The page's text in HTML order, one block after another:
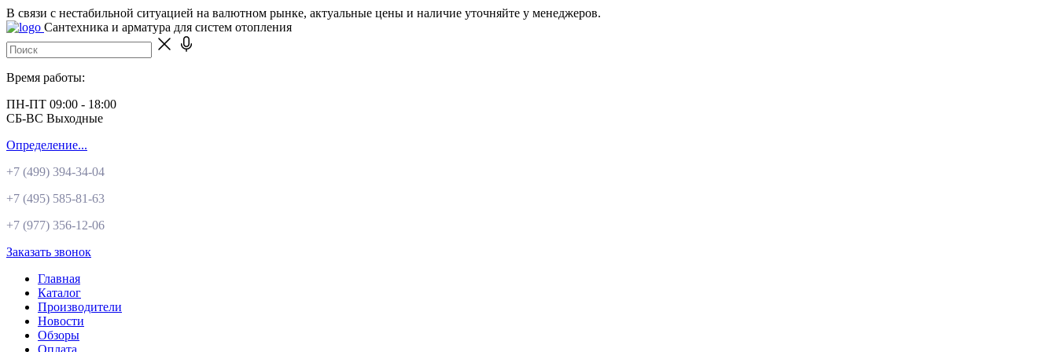
В связи с нестабильной ситуацией на валютном рынке, актуальные цены и наличие уточняйте у менеджеров.
Сантехника и арматура для систем отопления
Время работы:
ПН-ПТ 09:00 - 18:00
СБ-ВС Выходные
Определение...
+7 (499) 394-34-04
+7 (495) 585-81-63
+7 (977) 356-12-06
Заказать звонок
Главная
Каталог
Производители
Новости
Обзоры
Оплата